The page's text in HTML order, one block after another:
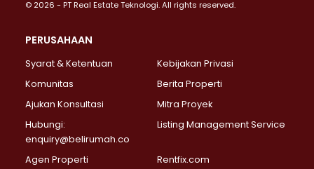
Properti Dijual di Jakarta Selatan >
Properti Dijual di Lebak Bulus >
Properti Dijual di Gandaria Selatan >
Properti Dijual di Pondok Labu >
Properti Dijual di Lenteng Agung >
Properti Dijual di Senayan >
Properti Dijual di Pondok Pinang >
© 2026 - PT Real Estate Teknologi. All rights reserved.
PERUSAHAAN
Syarat & Ketentuan
Kebijakan Privasi
Komunitas
Berita Properti
Ajukan Konsultasi
Mitra Proyek
Hubungi:
enquiry@belirumah.co
Listing Management Service
Agen Properti Rentfix.com